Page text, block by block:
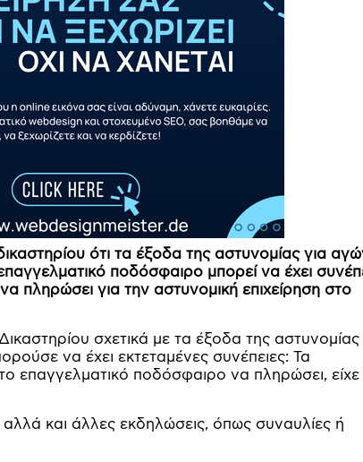
ότι τα έξοδα της αστυνομίας για
ποδόσφαιρο μπορεί να έχει
πληρώσει για την αστυνομική επιχείρηση στο
σχετικά με τα έξοδα της
να έχει εκτεταμένες συνέπειες: Τα
επαγγελματικό ποδόσφαιρο να πληρώσει, είχε
και άλλες εκδηλώσεις, όπως συναυλίες ή